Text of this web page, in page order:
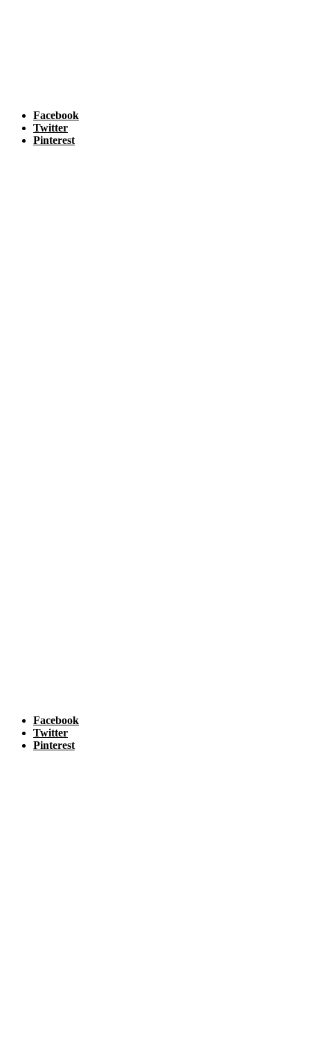
Facebook
Twitter
Pinterest
Facebook
Twitter
Pinterest